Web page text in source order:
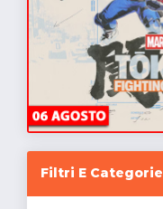
Filtri E Categorie